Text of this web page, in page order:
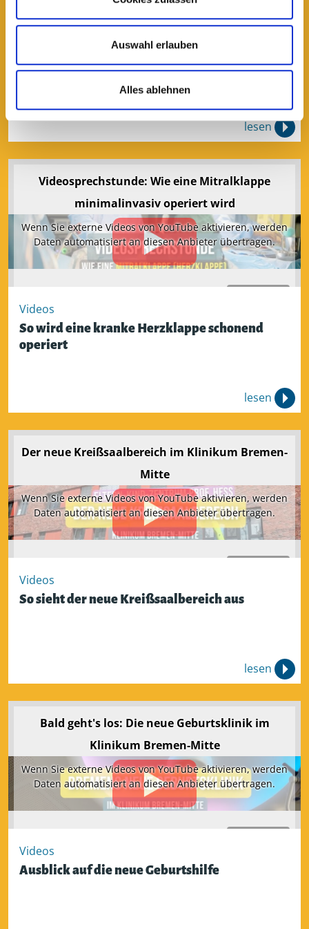
Auswahl erlauben
Alles ablehnen
Aktivieren
lesen
Videosprechstunde: Wie eine Mitralklappe
minimalinvasiv operiert wird
Wenn Sie externe Videos von YouTube aktivieren, werden
Daten automatisiert an diesen Anbieter übertragen.
Videos
So wird eine kranke Herzklappe schonend
operiert
lesen
Der neue Kreißsaalbereich im Klinikum Bremen-
Mitte
Wenn Sie externe Videos von YouTube aktivieren, werden
Daten automatisiert an diesen Anbieter übertragen.
Videos
So sieht der neue Kreißsaalbereich aus
lesen
Bald geht's los: Die neue Geburtsklinik im
Klinikum Bremen-Mitte
Wenn Sie externe Videos von YouTube aktivieren, werden
Daten automatisiert an diesen Anbieter übertragen.
Videos
Ausblick auf die neue Geburtshilfe